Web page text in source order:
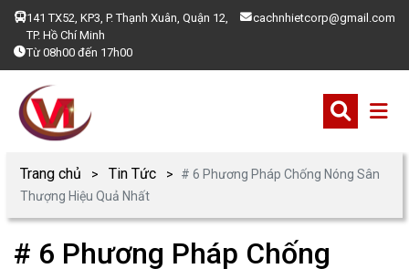
141 TX52, KP3, P. Thạnh Xuân, Quận 12,
TP. Hồ Chí Minh
Từ 08h00 đến 17h00
cachnhietcorp@gmail.com
Trang chủ Tin Tức
# 6 Phương Pháp Chống Nóng Sân
Thượng Hiệu Quả Nhất
# 6 Phương Pháp Chống